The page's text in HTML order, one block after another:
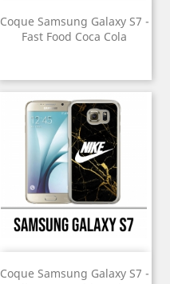
Coque Samsung Galaxy S7 -
Fast Food Coca Cola
Coque Samsung Galaxy S7 -